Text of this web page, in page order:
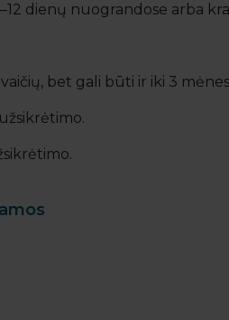
dienų nuograndose arba
bet gali būti ir iki 3